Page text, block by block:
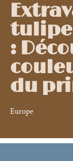
Europe
:
du